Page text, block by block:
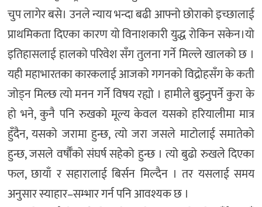
चुप लागेर बसे। उनले न्याय भन्दा बढी आफ्नो छोराको इच्छालाई
प्राथमिकता दिएका कारण यो विनाशकारी युद्ध रोकिन सकेन।यो
इतिहासलाई हालको परिवेश सँग तुलना गर्ने मिल्ले खालको छ ।
यही महाभारतका कारकलाई आजको गगनको विद्रोहसँग के कती
जोड्न मिल्छ त्यो मनन गर्ने विषय रह्यो । हामीले बुझ्नुपर्ने कुरा के
हो भने, कुनै पनि रुखको मूल्य केवल यसको हरियालीमा मात्र
हुँदैन, यसको जरामा हुन्छ, त्यो जरा जसले माटोलाई समातेको
हुन्छ, जसले वर्षौँको संघर्ष सहेको हुन्छ । त्यो बुढो रुखले दिएका
फल, छायाँ र सहारालाई बिर्सन मिल्दैन । तर यसलाई समय
अनुसार स्याहार–सम्भार गर्न पनि आवश्यक छ ।